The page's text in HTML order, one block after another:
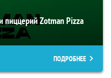
пиццерий Zotman Pizza
ПОДРОБНЕЕ